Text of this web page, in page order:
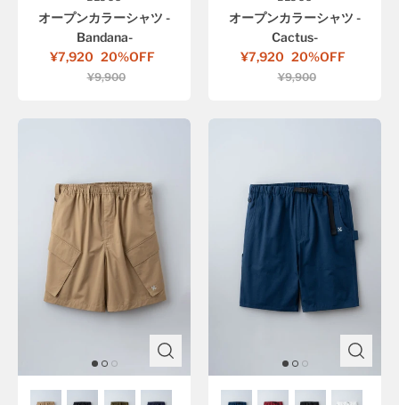
オープンカラーシャツ -
Bandana-
¥7,920 20%OFF
¥9,900
オープンカラーシャツ -
Cactus-
¥7,920 20%OFF
¥9,900